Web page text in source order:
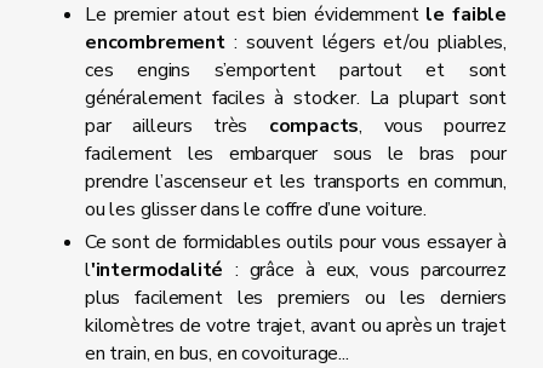
Le premier atout est bien évidemment le faible
encombrement: souvent légers et/ou pliables,
ces engins s’emportent partout et sont
généralement faciles à stocker. La plupart sont
par ailleurs très compacts, vous pourrez
facilement les embarquer sous le bras pour
prendre l’ascenseur et les transports en commun,
ou les glisser dans le coffre d’une voiture.
Ce sont de formidables outils pour vous essayer à
l'intermodalité : grâce à eux, vous parcourrez
plus facilement les premiers ou les derniers
kilomètres de votre trajet, avant ou après un trajet
en train, en bus, en covoiturage...